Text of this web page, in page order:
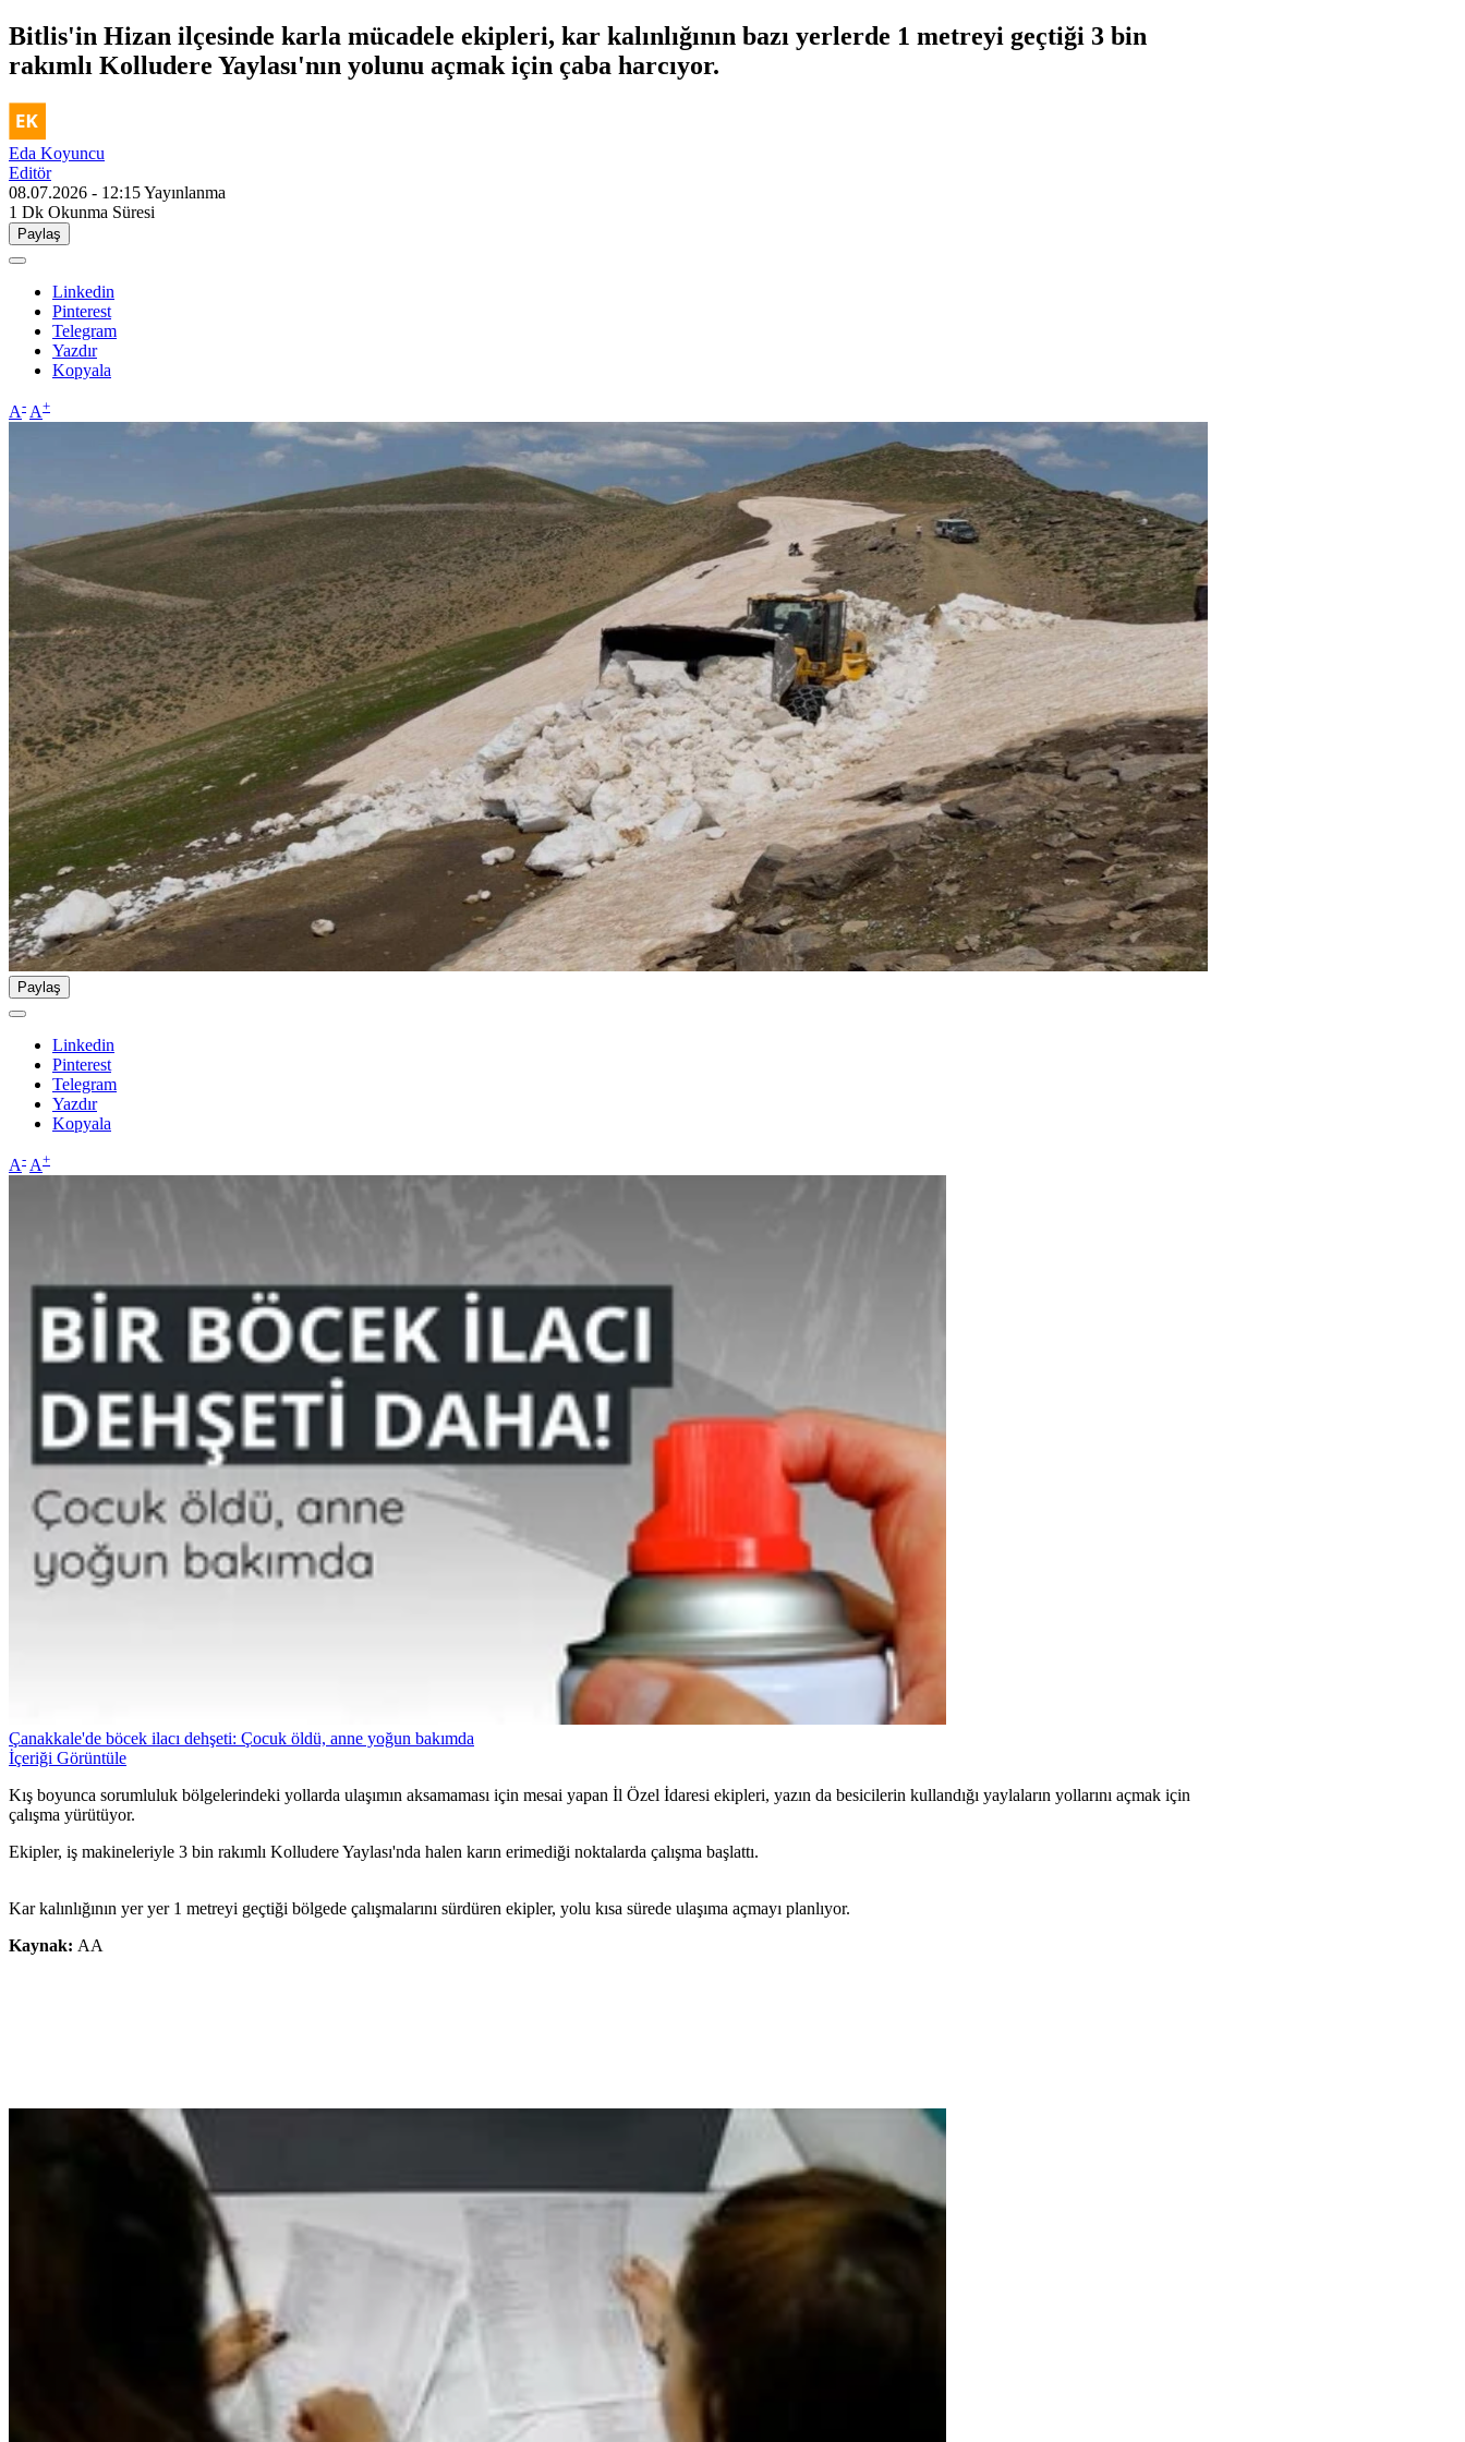
Bitlis'in Hizan ilçesinde karla mücadele ekipleri, kar kalınlığının bazı yerlerde 1 metreyi geçtiği 3 bin
rakımlı Kolludere Yaylası'nın yolunu açmak için çaba harcıyor.
Eda Koyuncu
Editör
08.07.2026 - 12:15Yayınlanma
1 Dk Okunma Süresi
Paylaş
Linkedin
Pinterest
Telegram
Yazdır
Kopyala
A- A+
Paylaş
Linkedin
Pinterest
Telegram
Yazdır
Kopyala
A- A+
Çanakkale'de böcek ilacı dehşeti: Çocuk öldü, anne yoğun bakımda
İçeriği Görüntüle
Kış boyunca sorumluluk bölgelerindeki yollarda ulaşımın aksamaması için mesai yapan İl Özel İdaresi ekipleri, yazın da besicilerin kullandığı yaylaların yollarını açmak için
çalışma yürütüyor.
Ekipler, iş makineleriyle 3 bin rakımlı Kolludere Yaylası'nda halen karın erimediği noktalarda çalışma başlattı.
Kar kalınlığının yer yer 1 metreyi geçtiği bölgede çalışmalarını sürdüren ekipler, yolu kısa sürede ulaşıma açmayı planlıyor.
Kaynak: AA